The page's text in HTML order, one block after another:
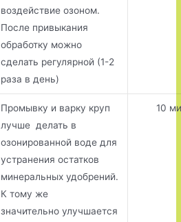
воздействие озоном.
После привыкания
обработку можно
сделать регулярной (1-2
раза в день)
Промывку и варку круп
лучше делать в
озонированной воде для
устранения остатков
минеральных удобрений.
К тому же
значительно улучшается
10